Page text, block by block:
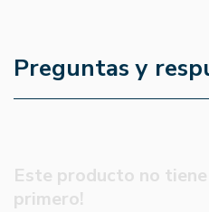
Preguntas y
Este producto no
primero!